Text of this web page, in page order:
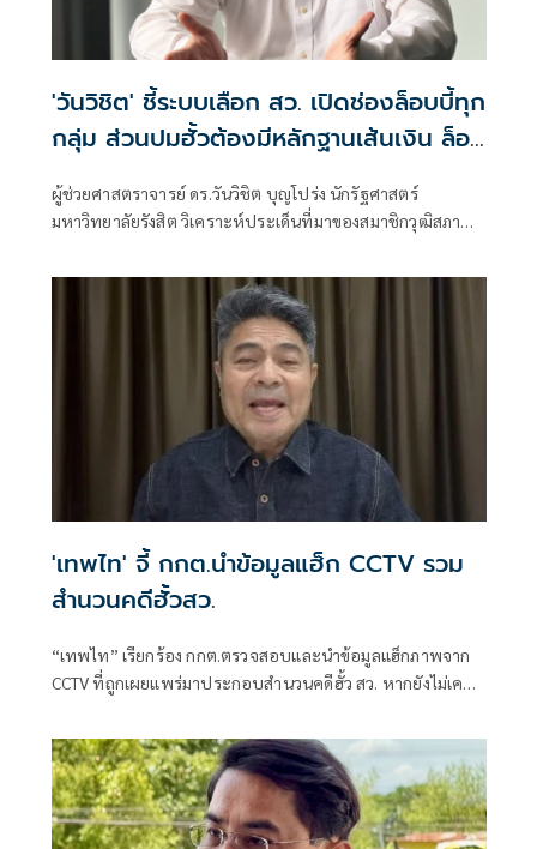
'วันวิชิต' ชี้ระบบเลือก สว. เปิดช่องล็อบบี้ทุก
กลุ่ม ส่วนปมฮั้วต้องมีหลักฐานเส้นเงิน ล็อก
กระแส แต่ไร้ Impact ทางกฎหมาย
ผู้ช่วยศาสตราจารย์ ดร.วันวิชิต บุญโปร่ง นักรัฐศาสตร์
มหาวิทยาลัยรังสิต วิเคราะห์ประเด็นที่มาของสมาชิกวุฒิสภา
สมัครต้องแนะนำตัว แลกเปลี่ยนข้อมูล และประสานการ
สนับสนุนระหว่างกัน โดยเฉพาะการเลือกในรอบไขว้ ซึ่งหากผู้
สมัครไม่พูดคุยหรือสร้างความรู้จักกับผู้อื่นเลย โอกาสได้รับ
'เทพไท' จี้ กกต.นำข้อมูลแฮ็ก CCTV รวม
สำนวนคดีฮั้วสว.
“เทพไท” เรียกร้อง กกต.ตรวจสอบและนำข้อมูลแฮ็กภาพจาก
CCTV ที่ถูกเผยแพร่มาประกอบสำนวนคดีฮั้ว สว. หากยังไม่เคย
การลงคะแนนตามโพย และควรเร่งสรุปสำนวนส่งศาลฎีกาแผนก
คดีเลือกตั้งโดยเร็ว